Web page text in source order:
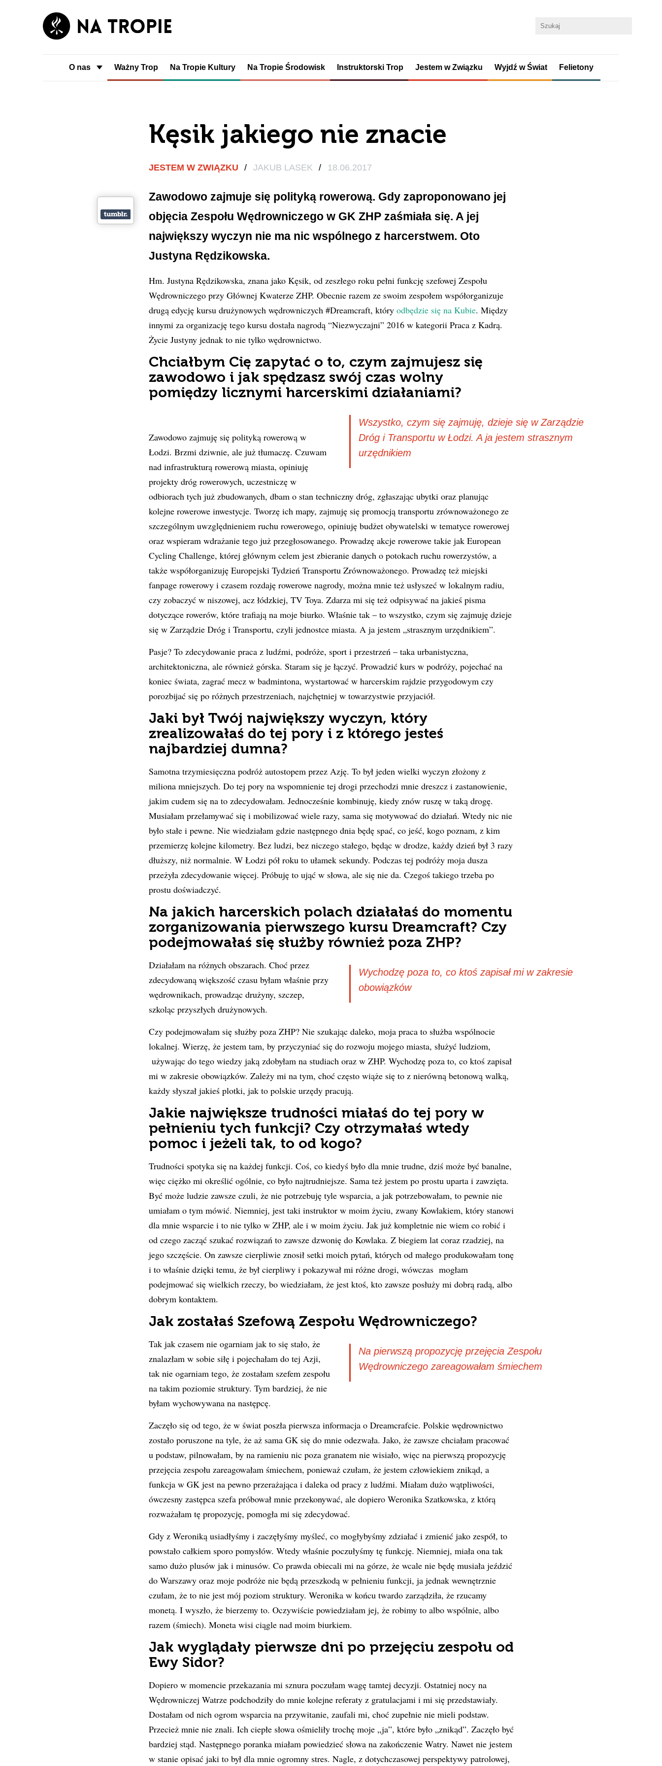
O nas Ważny Trop Na Tropie Kultury Na Tropie Środowisk Instruktorski Trop Jestem w Związku Wyjdź w Świat Felietony
Kęsik jakiego nie znacie
JESTEM W ZWIĄZKU / JAKUB LASEK / 18.06.2017
Zawodowo zajmuje się polityką rowerową. Gdy zaproponowano jej
objęcia Zespołu Wędrowniczego w GK ZHP zaśmiała się. A jej
największy wyczyn nie ma nic wspólnego z harcerstwem. Oto
Justyna Rędzikowska.
Hm. Justyna Rędzikowska, znana jako Kęsik, od zeszłego roku pełni funkcję szefowej Zespołu
Wędrowniczego przy Głównej Kwaterze ZHP. Obecnie razem ze swoim zespołem współorganizuje
drugą edycję kursu drużynowych wędrowniczych #Dreamcraft, który odbędzie się na Kubie. Między
innymi za organizację tego kursu dostała nagrodą “Niezwyczajni” 2016 w kategorii Praca z Kadrą.
Życie Justyny jednak to nie tylko wędrownictwo.
Chciałbym Cię zapytać o to, czym zajmujesz się
zawodowo i jak spędzasz swój czas wolny
pomiędzy licznymi harcerskimi działaniami?
Wszystko, czym się zajmuję, dzieje się w Zarządzie
Dróg i Transportu w Łodzi. A ja jestem strasznym
urzędnikiem
Zawodowo zajmuję się polityką rowerową w
Łodzi. Brzmi dziwnie, ale już tłumaczę. Czuwam
nad infrastrukturą rowerową miasta, opiniuję
projekty dróg rowerowych, uczestniczę w
odbiorach tych już zbudowanych, dbam o stan techniczny dróg, zgłaszając ubytki oraz planując
kolejne rowerowe inwestycje. Tworzę ich mapy, zajmuję się promocją transportu zrównoważonego ze
szczególnym uwzględnieniem ruchu rowerowego, opiniuję budżet obywatelski w tematyce rowerowej
oraz wspieram wdrażanie tego już przegłosowanego. Prowadzę akcje rowerowe takie jak European
Cycling Challenge, której głównym celem jest zbieranie danych o potokach ruchu rowerzystów, a
także współorganizuję Europejski Tydzień Transportu Zrównoważonego. Prowadzę też miejski
fanpage rowerowy i czasem rozdaję rowerowe nagrody, można mnie też usłyszeć w lokalnym radiu,
czy zobaczyć w niszowej, acz łódzkiej, TV Toya. Zdarza mi się też odpisywać na jakieś pisma
dotyczące rowerów, które trafiają na moje biurko. Właśnie tak – to wszystko, czym się zajmuję dzieje
się w Zarządzie Dróg i Transportu, czyli jednostce miasta. A ja jestem „strasznym urzędnikiem”.
Pasje? To zdecydowanie praca z ludźmi, podróże, sport i przestrzeń – taka urbanistyczna,
architektoniczna, ale również górska. Staram się je łączyć. Prowadzić kurs w podróży, pojechać na
koniec świata, zagrać mecz w badmintona, wystartować w harcerskim rajdzie przygodowym czy
porozbijać się po różnych przestrzeniach, najchętniej w towarzystwie przyjaciół.
Jaki był Twój największy wyczyn, który
zrealizowałaś do tej pory i z którego jesteś
najbardziej dumna?
Samotna trzymiesięczna podróż autostopem przez Azję. To był jeden wielki wyczyn złożony z
miliona mniejszych. Do tej pory na wspomnienie tej drogi przechodzi mnie dreszcz i zastanowienie,
jakim cudem się na to zdecydowałam. Jednocześnie kombinuję, kiedy znów ruszę w taką drogę.
Musiałam przełamywać się i mobilizować wiele razy, sama się motywować do działań. Wtedy nic nie
było stałe i pewne. Nie wiedziałam gdzie następnego dnia będę spać, co jeść, kogo poznam, z kim
przemierzę kolejne kilometry. Bez ludzi, bez niczego stałego, będąc w drodze, każdy dzień był 3 razy
dłuższy, niż normalnie. W Łodzi pół roku to ułamek sekundy. Podczas tej podróży moja dusza
przeżyła zdecydowanie więcej. Próbuję to ująć w słowa, ale się nie da. Czegoś takiego trzeba po
prostu doświadczyć.
Na jakich harcerskich polach działałaś do momentu
zorganizowania pierwszego kursu Dreamcraft? Czy
podejmowałaś się służby również poza ZHP?
Wychodzę poza to, co ktoś zapisał mi w zakresie
obowiązków
Działałam na różnych obszarach. Choć przez
zdecydowaną większość czasu byłam właśnie przy
wędrownikach, prowadząc drużyny, szczep,
szkoląc przyszłych drużynowych.
Czy podejmowałam się służby poza ZHP? Nie szukając daleko, moja praca to służba wspólnocie
lokalnej. Wierzę, że jestem tam, by przyczyniać się do rozwoju mojego miasta, służyć ludziom,
używając do tego wiedzy jaką zdobyłam na studiach oraz w ZHP. Wychodzę poza to, co ktoś zapisał
mi w zakresie obowiązków. Zależy mi na tym, choć często wiąże się to z nierówną betonową walką,
każdy słyszał jakieś plotki, jak to polskie urzędy pracują.
Jakie największe trudności miałaś do tej pory w
pełnieniu tych funkcji? Czy otrzymałaś wtedy
pomoc i jeżeli tak, to od kogo?
Trudności spotyka się na każdej funkcji. Coś, co kiedyś było dla mnie trudne, dziś może być banalne,
więc ciężko mi określić ogólnie, co było najtrudniejsze. Sama też jestem po prostu uparta i zawzięta.
Być może ludzie zawsze czuli, że nie potrzebuję tyle wsparcia, a jak potrzebowałam, to pewnie nie
umiałam o tym mówić. Niemniej, jest taki instruktor w moim życiu, zwany Kowlakiem, który stanowi
dla mnie wsparcie i to nie tylko w ZHP, ale i w moim życiu. Jak już kompletnie nie wiem co robić i
od czego zacząć szukać rozwiązań to zawsze dzwonię do Kowlaka. Z biegiem lat coraz rzadziej, na
jego szczęście. On zawsze cierpliwie znosił setki moich pytań, których od małego produkowałam tonę
i to właśnie dzięki temu, że był cierpliwy i pokazywał mi różne drogi, wówczas mogłam
podejmować się wielkich rzeczy, bo wiedziałam, że jest ktoś, kto zawsze posłuży mi dobrą radą, albo
dobrym kontaktem.
Jak zostałaś Szefową Zespołu Wędrowniczego?
Na pierwszą propozycję przejęcia Zespołu
Wędrowniczego zareagowałam śmiechem
Tak jak czasem nie ogarniam jak to się stało, że
znalazłam w sobie siłę i pojechałam do tej Azji,
tak nie ogarniam tego, że zostałam szefem zespołu
na takim poziomie struktury. Tym bardziej, że nie
byłam wychowywana na następcę.
Zaczęło się od tego, że w świat poszła pierwsza informacja o Dreamcrafcie. Polskie wędrownictwo
zostało poruszone na tyle, że aż sama GK się do mnie odezwała. Jako, że zawsze chciałam pracować
u podstaw, pilnowałam, by na ramieniu nic poza granatem nie wisiało, więc na pierwszą propozycję
przejęcia zespołu zareagowałam śmiechem, ponieważ czułam, że jestem człowiekiem znikąd, a
funkcja w GK jest na pewno przerażająca i daleka od pracy z ludźmi. Miałam dużo wątpliwości,
ówczesny zastępca szefa próbował mnie przekonywać, ale dopiero Weronika Szatkowska, z którą
rozważałam tę propozycję, pomogła mi się zdecydować.
Gdy z Weroniką usiadłyśmy i zaczęłyśmy myśleć, co mogłybyśmy zdziałać i zmienić jako zespół, to
powstało całkiem sporo pomysłów. Wtedy właśnie poczułyśmy tę funkcję. Niemniej, miała ona tak
samo dużo plusów jak i minusów. Co prawda obiecali mi na górze, że wcale nie będę musiała jeździć
do Warszawy oraz moje podróże nie będą przeszkodą w pełnieniu funkcji, ja jednak wewnętrznie
czułam, że to nie jest mój poziom struktury. Weronika w końcu twardo zarządziła, że rzucamy
monetą. I wyszło, że bierzemy to. Oczywiście powiedziałam jej, że robimy to albo wspólnie, albo
razem (śmiech). Moneta wisi ciągle nad moim biurkiem.
Jak wyglądały pierwsze dni po przejęciu zespołu od
Ewy Sidor?
Dopiero w momencie przekazania mi sznura poczułam wagę tamtej decyzji. Ostatniej nocy na
Wędrowniczej Watrze podchodziły do mnie kolejne referaty z gratulacjami i mi się przedstawiały.
Dostałam od nich ogrom wsparcia na przywitanie, zaufali mi, choć zupełnie nie mieli podstaw.
Przecież mnie nie znali. Ich ciepłe słowa ośmieliły trochę moje „ja”, które było „znikąd”. Zaczęło być
bardziej stąd. Następnego poranka miałam powiedzieć słowa na zakończenie Watry. Nawet nie jestem
w stanie opisać jaki to był dla mnie ogromny stres. Nagle, z dotychczasowej perspektywy patrolowej,